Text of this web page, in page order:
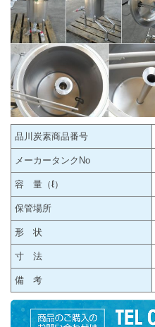
品川炭素商品番号
メーカータンクNo
容 量（ℓ）
保管場所
形 状
寸 法
備 考